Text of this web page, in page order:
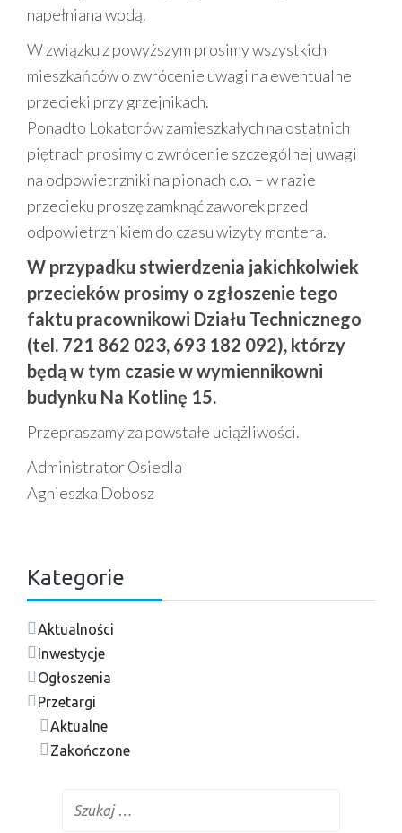
napełniana wodą.
W związku z powyższym prosimy wszystkich
mieszkańców o zwrócenie uwagi na ewentualne
przecieki przy grzejnikach.
Ponadto Lokatorów zamieszkałych na ostatnich
piętrach prosimy o zwrócenie szczególnej uwagi
na odpowietrzniki na pionach c.o. – w razie
przecieku proszę zamknąć zaworek przed
odpowietrznikiem do czasu wizyty montera.
W przypadku stwierdzenia jakichkolwiek
przecieków prosimy o zgłoszenie tego
faktu pracownikowi Działu Technicznego
(tel. 721 862 023, 693 182 092), którzy
będą w tym czasie w wymiennikowni
budynku Na Kotlinę 15.
Przepraszamy za powstałe uciążliwości.
Administrator Osiedla
Agnieszka Dobosz
Kategorie
Aktualności
Inwestycje
Ogłoszenia
Przetargi
Aktualne
Zakończone